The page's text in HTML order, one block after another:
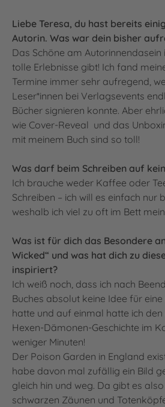
Liebe Teresa, du hast bereits
Autorin. Was war dein bisher
Das Schöne am Autorinnendasein
tolle Erlebnisse gibt! Ich fand
Termine immer sehr aufregend,
Leser*innen bei Verlagsevents
Bücher signieren konnte. Aber
wie Cover-Reveal und das
mit meinem Buch sind so toll!
Was darf beim Schreiben auf
Ich brauche weder Kaffee oder
Schreiben – ich will es einfach nur
weshalb ich viel zu oft im Bett
Was ist für dich das Besondere
Wicked“ und was hat dich zu
inspiriert?
Ich weiß noch, dass ich nach
Buches absolut keine Idee für eine
hatte und auf einmal hatte ich
Hexen-Dämonen-Geschichte im
weniger Minuten!
Der Poison Garden in England
habe davon mal zufällig ein Bild
gleich hin und weg. Da gibt es
schwarzen Zäunen und